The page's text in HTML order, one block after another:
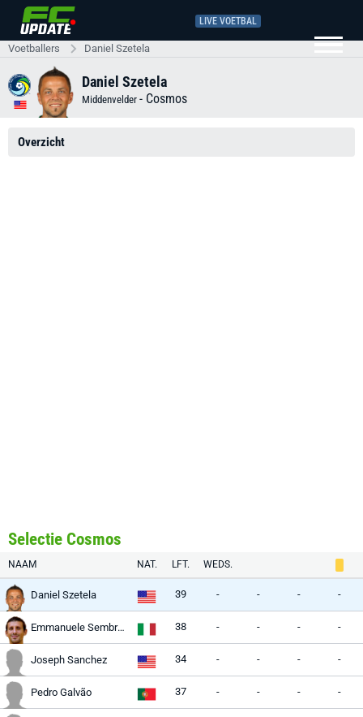
LIVE VOETBAL
Voetballers Daniel Szetela
Daniel Szetela
Middenvelder - Cosmos
Overzicht
Selectie Cosmos
NAAM NAT. LFT. WEDS.
Daniel Szetela 39 - - - -
Emmanuele Sembroni 38 - - - -
Joseph Sanchez 34 - - - -
Pedro Galvão 37 - - - -